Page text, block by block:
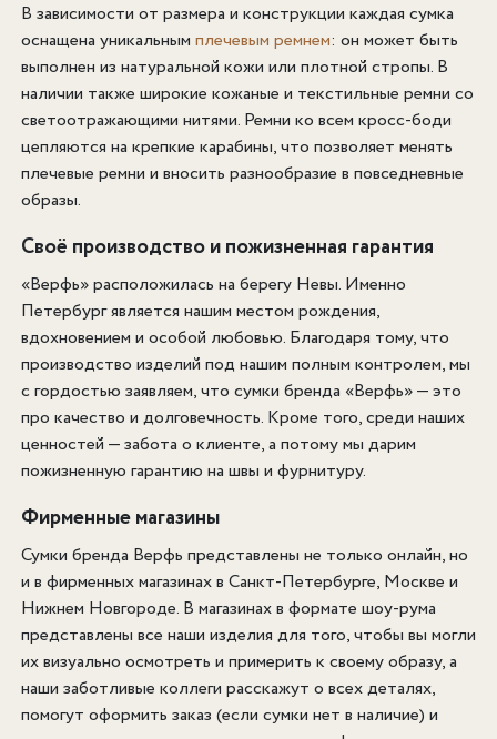
В зависимости от размера и конструкции каждая сумка
оснащена уникальным плечевым ремнем: он может быть
выполнен из натуральной кожи или плотной стропы. В
наличии также широкие кожаные и текстильные ремни со
светоотражающими нитями. Ремни ко всем кросс-боди
цепляются на крепкие карабины, что позволяет менять
плечевые ремни и вносить разнообразие в повседневные
образы.
Своё производство и пожизненная гарантия
«Верфь» расположилась на берегу Невы. Именно
Петербург является нашим местом рождения,
вдохновением и особой любовью. Благодаря тому, что
производство изделий под нашим полным контролем, мы
с гордостью заявляем, что сумки бренда «Верфь» — это
про качество и долговечность. Кроме того, среди наших
ценностей — забота о клиенте, а потому мы дарим
пожизненную гарантию на швы и фурнитуру.
Фирменные магазины
Сумки бренда Верфь представлены не только онлайн, но
и в фирменных магазинах в Санкт-Петербурге, Москве и
Нижнем Новгороде. В магазинах в формате шоу-рума
представлены все наши изделия для того, чтобы вы могли
их визуально осмотреть и примерить к своему образу, а
наши заботливые коллеги расскажут о всех деталях,
помогут оформить заказ (если сумки нет в наличие) и